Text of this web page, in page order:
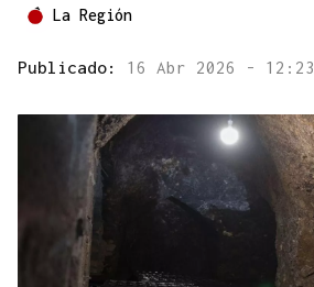
La Región
Publicado: 16 Abr 2026 - 12:23